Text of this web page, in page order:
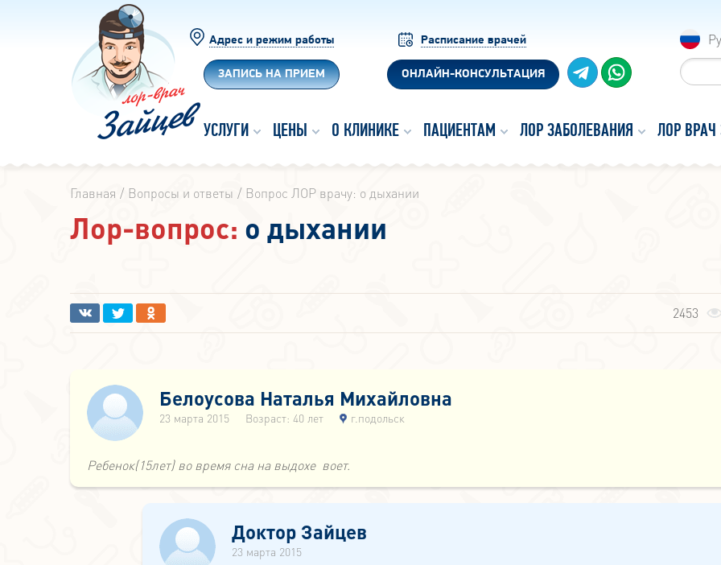
Адрес и режим работы
ЗАПИСЬ НА ПРИЕМ
Расписание врачей
ОНЛАЙН-КОНСУЛЬТАЦИЯ
УСЛУГИ ЦЕНЫ О КЛИНИКЕ ПАЦИЕНТАМ ЛОР ЗАБОЛЕВАНИЯ ЛОР ВРАЧ
Главная Вопросы и ответы Вопрос ЛОР врачу: о дыхании
Лор-вопрос: о дыхании
2453
Белоусова Наталья Михайловна
23 марта 2015 Возраст: 40 лет г.подольск
Ребенок(15лет) во время сна на выдохе воет.
Доктор Зайцев
23 марта 2015